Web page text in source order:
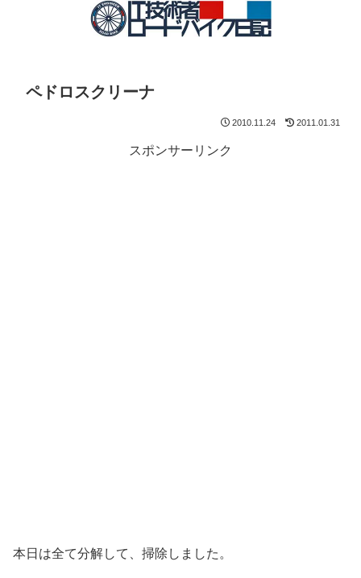
ペドロスクリーナ
2010.11.24 2011.01.31
スポンサーリンク
本日は全て分解して、掃除しました。